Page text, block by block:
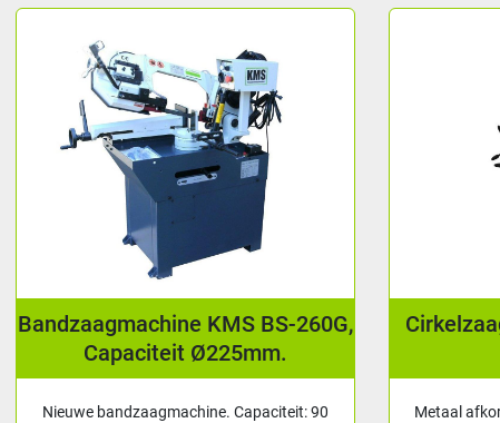
BS-260G,
Capaciteit: 90
Cirkelzaagmachine, Afkortzaag
KMS CS315
Metaal afkortzaag met 2 toerentallen voor